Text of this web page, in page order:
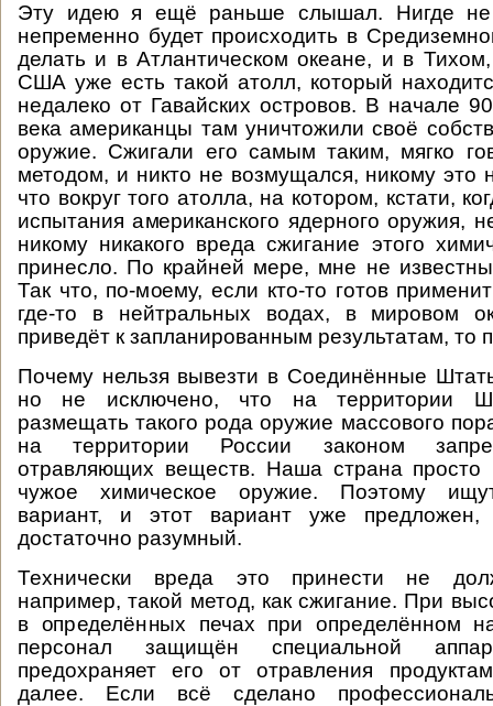
Эту идею я ещё раньше слышал. Нигде не
непременно будет происходить в
делать и в Атлантическом океане, и в
США уже есть такой атолл, который
недалеко от Гавайских островов. В начале
века американцы там уничтожили своё
оружие. Сжигали его самым таким, мягко
методом, и никто не возмущался, никому это
что вокруг того атолла, на котором, кстати,
испытания американского ядерного оружия,
никому никакого вреда сжигание этого
принесло. По крайней мере, мне не
Так что, по-моему, если кто-то готов
где-то в нейтральных водах, в мировом
приведёт к запланированным результатам, то
Почему нельзя вывезти в Соединённые
но не исключено, что на территории
размещать такого рода оружие массового
на территории России законом
отравляющих веществ. Наша страна просто
чужое химическое оружие. Поэтому
вариант, и этот вариант уже
достаточно разумный.
Технически вреда это принести не
например, такой метод, как сжигание. При
в определённых печах при определённом
персонал защищён специальной
предохраняет его от отравления
далее. Если всё сделано